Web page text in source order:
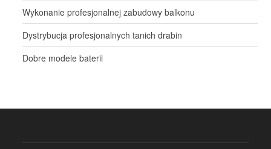
Wykonanie profesjonalnej zabudowy balkonu
Dystrybucja profesjonalnych tanich drabin
Dobre modele baterii